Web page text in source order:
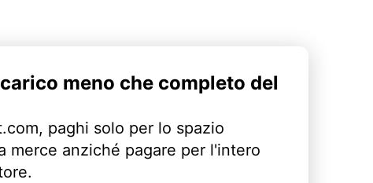
meno che completo del
paghi solo per lo spazio
merce anziché pagare per l'intero